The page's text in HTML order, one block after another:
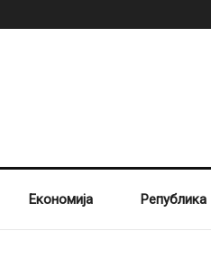
Економија Република